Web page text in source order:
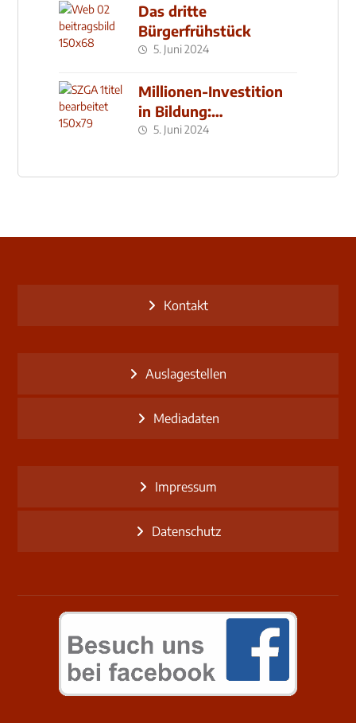
Das dritte
Bürgerfrühstück
5. Juni 2024
Millionen-Investition
in Bildung:
Schulzentrum-Neubau
5. Juni 2024
Kontakt
Auslagestellen
Mediadaten
Impressum
Datenschutz